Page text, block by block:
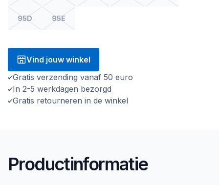
95D 95E
Vind jouw winkel
Gratis verzending vanaf 50 euro
In 2-5 werkdagen bezorgd
Gratis retourneren in de winkel
Productinformatie